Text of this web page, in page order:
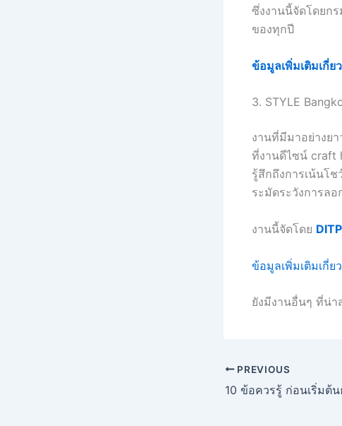
ซึ่งงานนี้จัดโดยก
ของทุกปี
ข้อมูลเพิ่มเติมเกี่
3. STYLE
งานที่มีมาอย่างย
ที่งานดีไซน์ craft
รู้สึกถึงการเน้นโ
ระมัดระวังการล
งานนี้จัดโดย DITP
ข้อมูลเพิ่มเติมเกี่ย
ยังมีงานอื่นๆ ที่น่า
PREVIOUS